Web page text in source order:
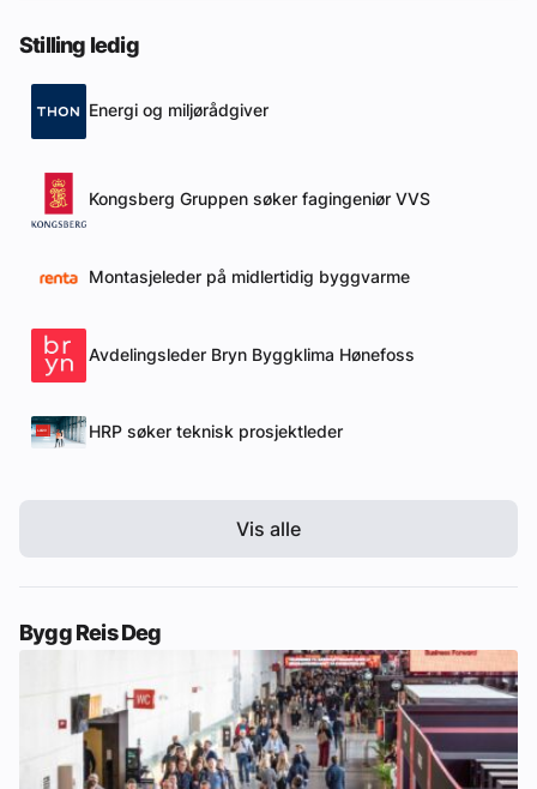
Stilling ledig
Energi og miljørådgiver
Kongsberg Gruppen søker fagingeniør VVS
Montasjeleder på midlertidig byggvarme
Avdelingsleder Bryn Byggklima Hønefoss
HRP søker teknisk prosjektleder
Vis alle
Bygg Reis Deg